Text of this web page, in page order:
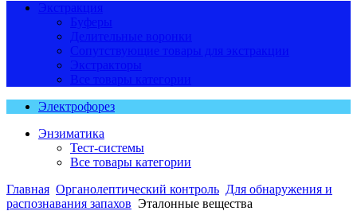
Экстракция
Буферы
Делительные воронки
Сопутствующие товары для экстракции
Экстракторы
Все товары категории
Электрофорез
Энзиматика
Тест-системы
Все товары категории
Главная Органолептический контроль Для обнаружения и
распознавания запахов Эталонные вещества